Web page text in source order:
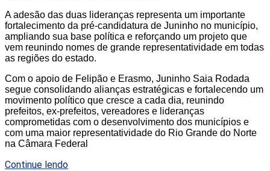
A adesão das duas lideranças representa um importante
fortalecimento da pré-candidatura de Juninho no município,
ampliando sua base política e reforçando um projeto que
vem reunindo nomes de grande representatividade em todas
as regiões do estado.
Com o apoio de Felipão e Erasmo, Juninho Saia Rodada
segue consolidando alianças estratégicas e fortalecendo um
movimento político que cresce a cada dia, reunindo
prefeitos, ex-prefeitos, vereadores e lideranças
comprometidas com o desenvolvimento dos municípios e
com uma maior representatividade do Rio Grande do Norte
na Câmara Federal
Continue lendo